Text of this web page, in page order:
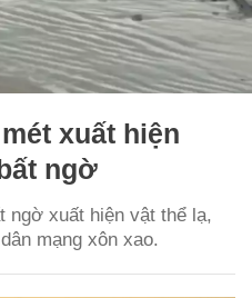
xuất hiện
ngờ
ngờ xuất hiện vật thể lạ,
mạng xôn xao.